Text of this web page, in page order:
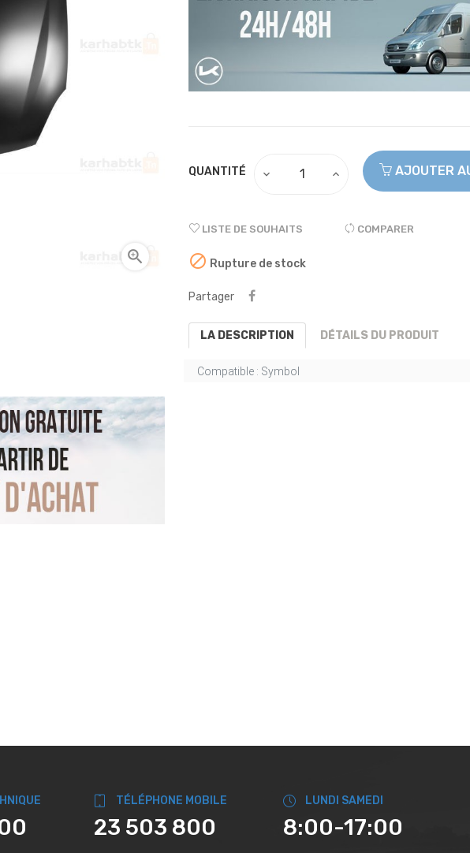

QUANTITÉ AJOUTER
LISTE DE SOUHAITS COMPARER
 Rupture de stock
Partager
LA DESCRIPTION DÉTAILS DU PRODUIT
Compatible : Symbol
TÉLÉPHONE MOBILE
23 503 800
LUNDI SAMEDI
8:00-17:00